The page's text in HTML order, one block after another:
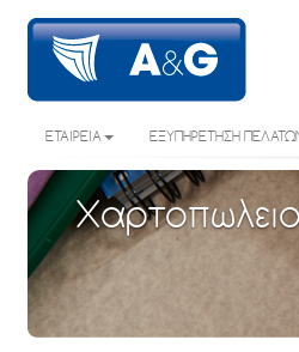
ΕΤΑΙΡΕΙΑ ΕΞΥΠΗΡΕΤΗΣΗ